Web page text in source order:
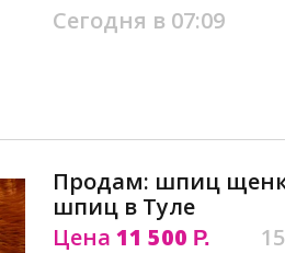
Сегодня в 07:09
Продам: шпиц
шпиц в Туле
Цена 11 500 Р.